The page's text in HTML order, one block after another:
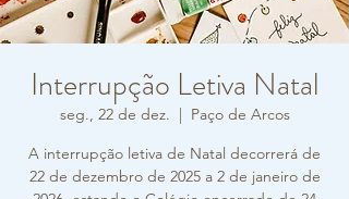
Interrupção Letiva Natal
seg., 22 de dez.
  |
Paço de Arcos
A interrupção letiva de Natal decorrerá de
22 de dezembro de 2025 a 2 de janeiro de